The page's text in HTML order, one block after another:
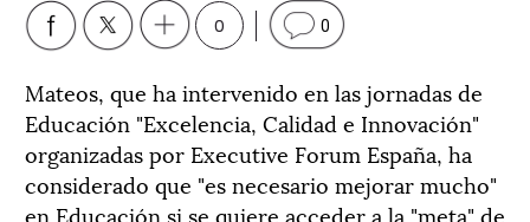
0 0
Mateos, que ha intervenido en las jornadas de
Educación "Excelencia, Calidad e Innovación"
organizadas por Executive Forum España, ha
considerado que "es necesario mejorar mucho"
en Educación si se quiere acceder a la "meta" de